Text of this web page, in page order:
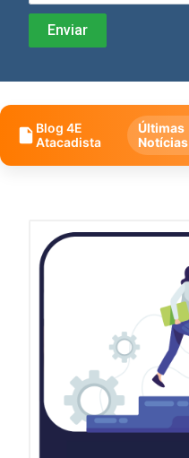
Blog 4E
Atacadista
Últimas
Notícias